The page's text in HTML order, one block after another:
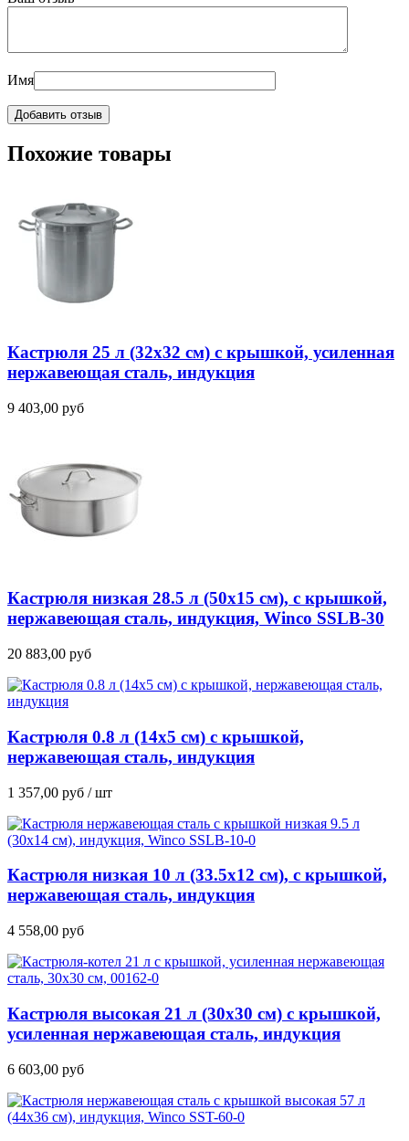
Имя
Похожие товары
Кастрюля 25 л (32х32 см) с крышкой, усиленная
нержавеющая сталь, индукция
9 403,00 руб
Кастрюля низкая 28.5 л (50х15 см), с крышкой,
нержавеющая сталь, индукция, Winco SSLB-30
20 883,00 руб
Кастрюля 0.8 л (14х5 см) с крышкой,
нержавеющая сталь, индукция
1 357,00 руб / шт
Кастрюля низкая 10 л (33.5х12 см), с крышкой,
нержавеющая сталь, индукция
4 558,00 руб
Кастрюля высокая 21 л (30х30 см) с крышкой,
усиленная нержавеющая сталь, индукция
6 603,00 руб